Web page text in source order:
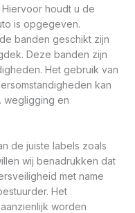
houdt u de
is opgegeven.
banden geschikt zijn
Deze banden zijn
Het gebruik van
kan
wegligging en
de juiste labels zoals
wij benadrukken dat
met name
Het
worden